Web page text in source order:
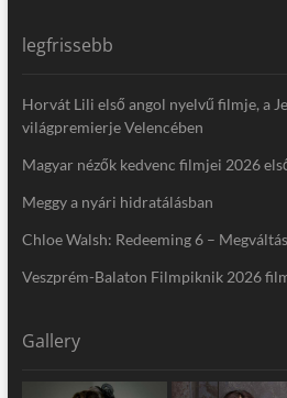
legfrissebb
Horvát Lili első angol nyelvű filmje, a
világpremierje Velencében
Magyar nézők kedvenc filmjei 2026
Meggy a nyári hidratálásban
Chloe Walsh: Redeeming 6 –
Veszprém-Balaton Filmpiknik 2026
Gallery